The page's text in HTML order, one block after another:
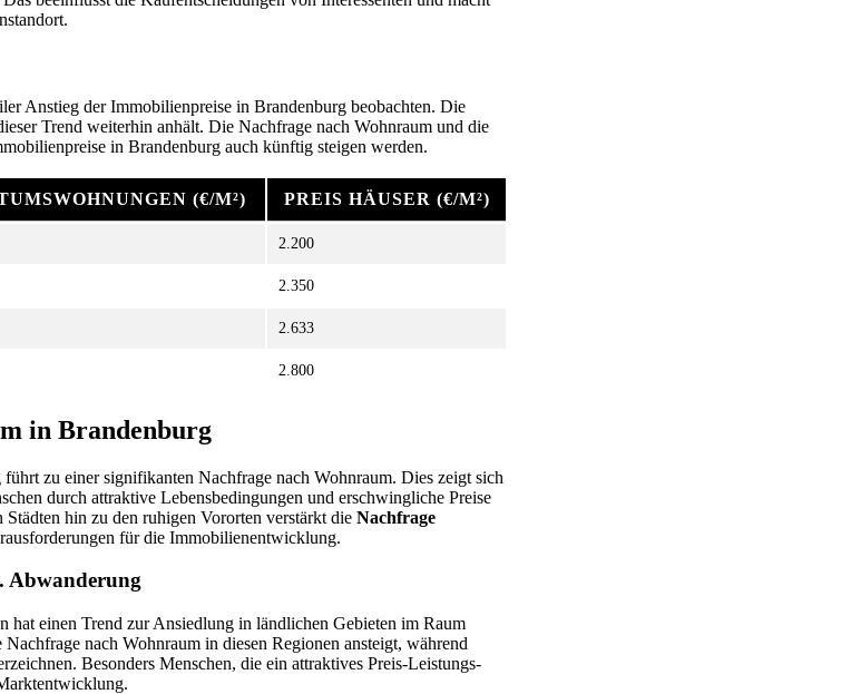
Anstieg der Immobilienpreise in Brandenburg beobachten. Die
Trend weiterhin anhält. Die Nachfrage nach Wohnraum und die
in Brandenburg auch künftig steigen werden.
(€/M²) PREIS HÄUSER (€/M²)
2.200
2.350
2.633
2.800
in Brandenburg
zu einer signifikanten Nachfrage nach Wohnraum. Dies zeigt sich
durch attraktive Lebensbedingungen und erschwingliche Preise
hin zu den ruhigen Vororten verstärkt die Nachfrage
für die Immobilienentwicklung.
Abwanderung
hat einen Trend zur Ansiedlung in ländlichen Gebieten im Raum
nach Wohnraum in diesen Regionen ansteigt, während
Besonders Menschen, die ein attraktives Preis-Leistungs-